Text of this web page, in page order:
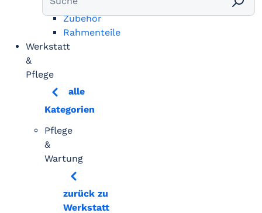
Vergaser
Zubehör
Rahmenteile
Werkstatt
&
Pflege
alle
Kategorien
Pflege
&
Wartung
zurück zu
Werkstatt